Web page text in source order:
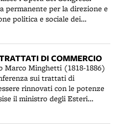
una scuola di disegno,
per la direzione e
politica e sociale dei
Superiore della
pubblica il 20 ottobre 1871
per il terzo centenario
la presa di porta Pia,
esercito cattolico agli ordini
sulla costituzione
infatti articolata in comitati
segreteria generale è stabilita
viene offerta a Giovanni
della Società della
DI COMMERCIO
Marco Minghetti (1818-1886)
sui trattati di
rinnovati con le potenze
il ministro degli Esteri
1914), il ministro
e Commercio, on.